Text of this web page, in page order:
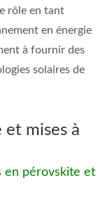
rôle en tant
en énergie
à fournir des
solaires de
mises à
en pérovskite et